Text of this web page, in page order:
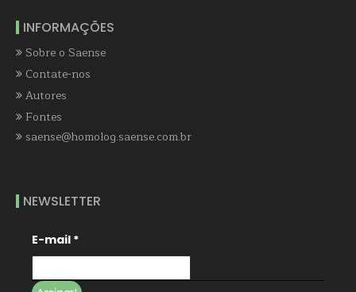
INFORMAÇÕES
Sobre o Saense
Contate-nos
Autores
Fontes
saense@homolog.saense.com.br
NEWSLETTER
E-mail *